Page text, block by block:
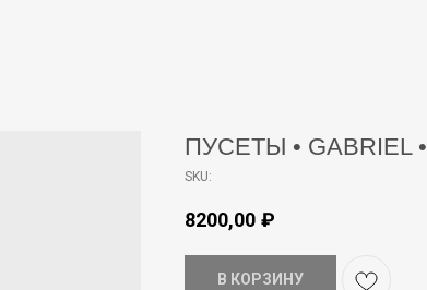
ПУСЕТЫ • GABRIEL •
SKU:
8200,00 ₽
В КОРЗИНУ